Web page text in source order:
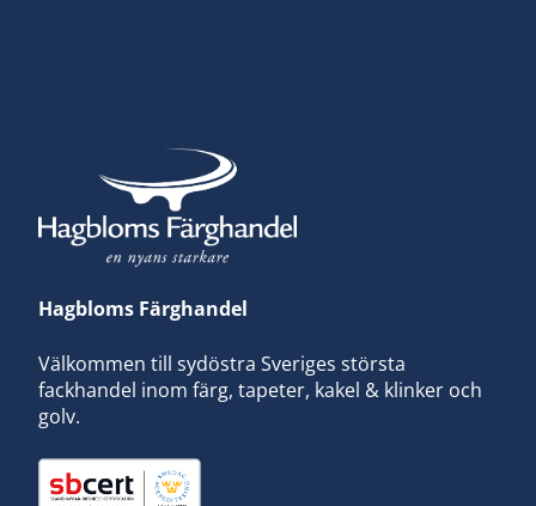
Hagbloms Färghandel
Välkommen till sydöstra Sveriges största
fackhandel inom färg, tapeter, kakel & klinker och
golv.